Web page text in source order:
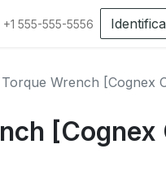
+1 555-555-5556
Torque Wrench [Cognex
[Cognex